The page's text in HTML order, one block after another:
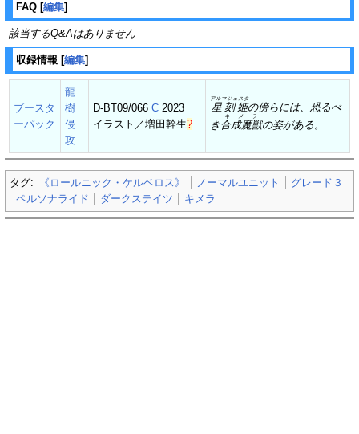
FAQ [編集]
該当するQ&Aはありません
収録情報 [編集]
ブースタ
ーパック
龍
樹
侵
攻
D-BT09/066 C 2023
イラスト／増田幹生‎?
星刻姫
アルマジェスタ
の傍らには、恐るべ
き合成魔獣
キメラ
の姿がある。
タグ: 《ロールニック・ケルベロス》 ノーマルユニット
グレード３
ペルソナライド
ダークステイツ キメラ